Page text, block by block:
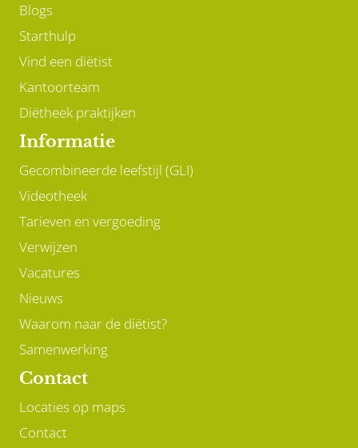
Blogs
Starthulp
Vind een diëtist
Kantoorteam
Diëtheek praktijken
Informatie
Gecombineerde leefstijl (GLI)
Videotheek
Tarieven en vergoeding
Verwijzen
Vacatures
Nieuws
Waarom naar de diëtist?
Samenwerking
Contact
Locaties op maps
Contact